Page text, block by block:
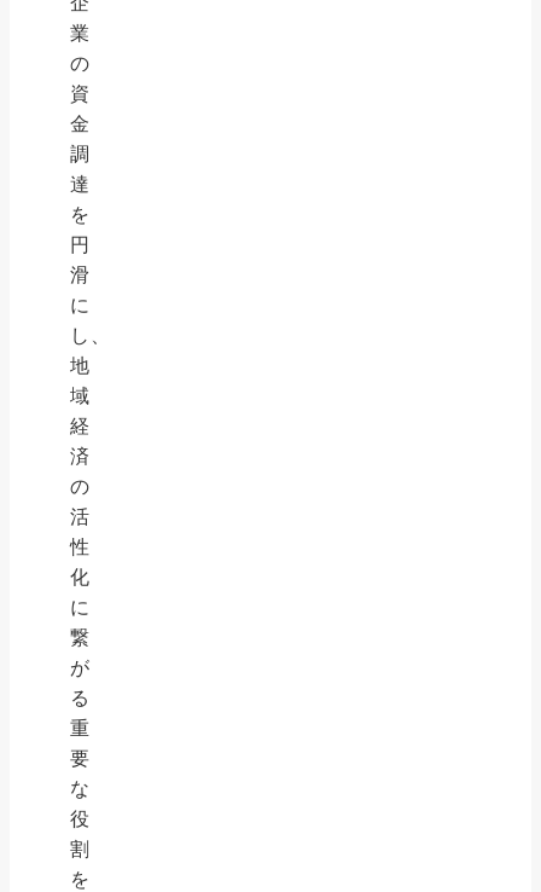
業
の
資
金
調
達
を
円
滑
に
し、
地
域
経
済
の
活
性
化
に
繋
が
る
重
要
な
役
割
を